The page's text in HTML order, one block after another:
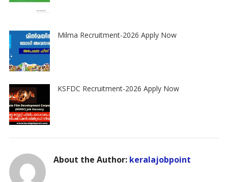
Milma Recruitment-2026 Apply Now
KSFDC Recruitment-2026 Apply Now
About the Author: keralajobpoint